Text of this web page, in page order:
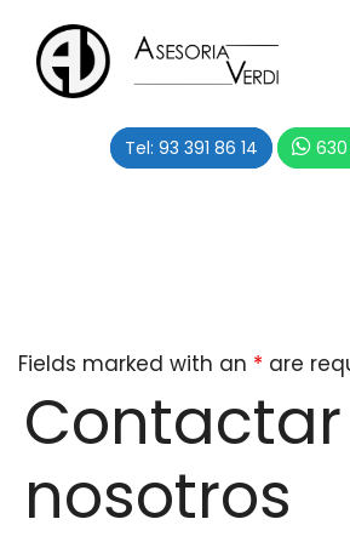
contenido
Tel: 93 391 86 14 630
Fields marked with an * are
nosotros